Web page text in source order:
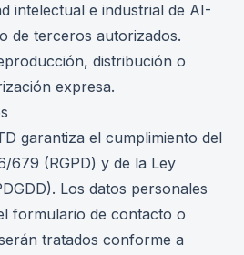
intelectual e industrial de AI-
de terceros autorizados.
distribución o
expresa.
garantiza el cumplimiento del
679 (RGPD) y de la Ley
Los datos personales
formulario de contacto o
tratados conforme a